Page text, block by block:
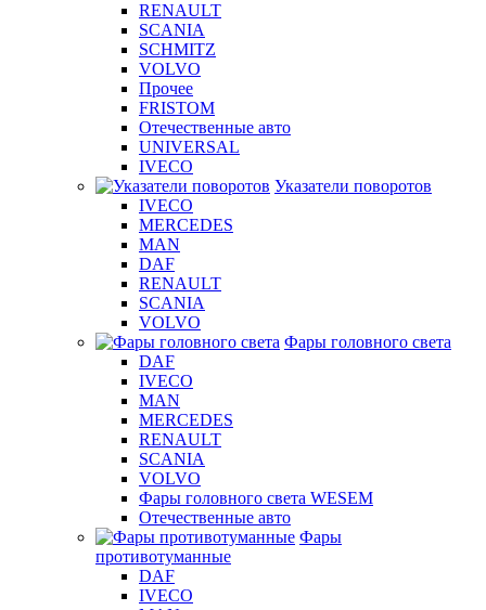
RENAULT
SCANIA
SCHMITZ
VOLVO
Прочее
FRISTOM
Отечественные авто
UNIVERSAL
IVECO
Указатели поворотов
IVECO
MERCEDES
MAN
DAF
RENAULT
SCANIA
VOLVO
Фары головного света
DAF
IVECO
MAN
MERCEDES
RENAULT
SCANIA
VOLVO
Фары головного света WESEM
Отечественные авто
Фары
противотуманные
DAF
IVECO